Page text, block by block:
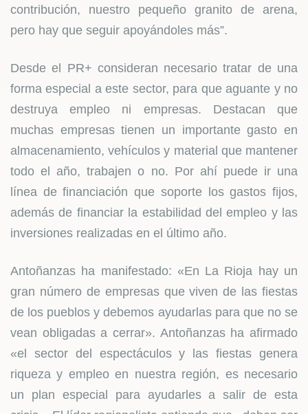
contribución, nuestro pequeño granito de arena,
pero hay que seguir apoyándoles más”.
Desde el PR+ consideran necesario tratar de una
forma especial a este sector, para que aguante y no
destruya empleo ni empresas. Destacan que
muchas empresas tienen un importante gasto en
almacenamiento, vehículos y material que mantener
todo el año, trabajen o no. Por ahí puede ir una
línea de financiación que soporte los gastos fijos,
además de financiar la estabilidad del empleo y las
inversiones realizadas en el último año.
Antoñanzas ha manifestado: «En La Rioja hay un
gran número de empresas que viven de las fiestas
de los pueblos y debemos ayudarlas para que no se
vean obligadas a cerrar». Antoñanzas ha afirmado
«el sector del espectáculos y las fiestas genera
riqueza y empleo en nuestra región, es necesario
un plan especial para ayudarles a salir de esta